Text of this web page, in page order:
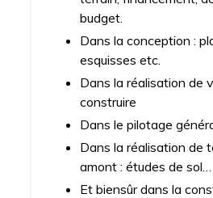
budget.
Dans la conception :
esquisses etc.
Dans la réalisation de
construire
Dans le pilotage
Dans la réalisation de
amont : études de sol…
Et biensûr dans la